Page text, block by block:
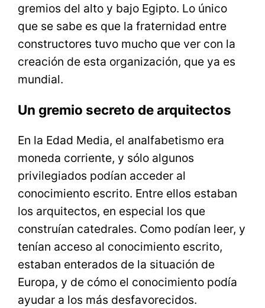
gremios del alto y bajo Egipto. Lo único
que se sabe es que la fraternidad entre
constructores tuvo mucho que ver con la
creación de esta organización, que ya es
mundial.
Un gremio secreto de arquitectos
En la Edad Media, el analfabetismo era
moneda corriente, y sólo algunos
privilegiados podían acceder al
conocimiento escrito. Entre ellos estaban
los arquitectos, en especial los que
construían catedrales. Como podían leer, y
tenían acceso al conocimiento escrito,
estaban enterados de la situación de
Europa, y de cómo el conocimiento podía
ayudar a los más desfavorecidos.